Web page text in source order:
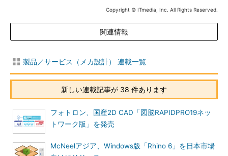
Copyright © ITmedia, Inc. All Rights Reserved.
関連情報
製品／サービス（メカ設計） 連載一覧
新しい連載記事が 38 件あります
フォトロン、国産2D CAD「図脳RAPIDPRO19ネッ
トワーク版」を発売
McNeelアジア、Windows版「Rhino 6」を日本市場